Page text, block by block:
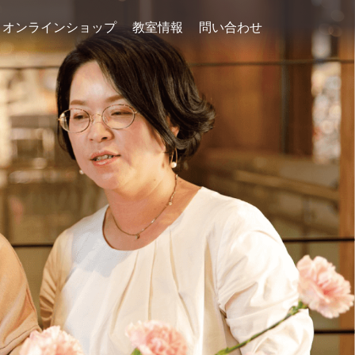
オンラインショップ 教室情報 問い合わせ